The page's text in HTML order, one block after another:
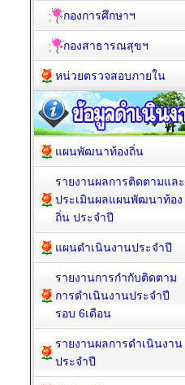
กองการศึกษาฯ
กองสาธารณสุขฯ
หน่วยตรวจสอบภายใน
แผนพัฒนาท้องถิ่น
รายงานผลการติดตามและ
ประเมินผลแผนพัฒนาท้อง
ถิ่น ประจำปี
แผนดำเนินงานประจำปี
รายงานการกำกับติดตาม
การดำเนินงานประจำปี
รอบ 6เดือน
รายงานผลการดำเนินงาน
ประจำปี